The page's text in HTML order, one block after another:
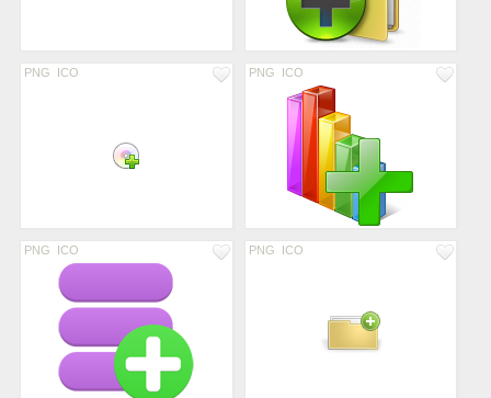
PNG ICO PNG ICO
PNG ICO PNG ICO